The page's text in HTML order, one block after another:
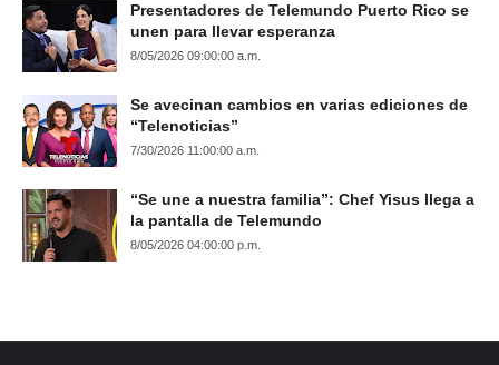
Presentadores de Telemundo Puerto Rico se
unen para llevar esperanza
8/05/2026 09:00:00 a.m.
Se avecinan cambios en varias ediciones de
“Telenoticias”
7/30/2026 11:00:00 a.m.
“Se une a nuestra familia”: Chef Yisus llega a
la pantalla de Telemundo
8/05/2026 04:00:00 p.m.